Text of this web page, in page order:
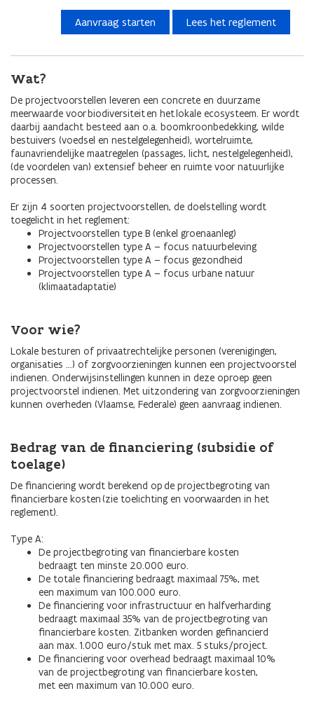
Aanvraag starten Lees het reglement
Wat?
De projectvoorstellen leveren een concrete en duurzame
meerwaarde voor biodiversiteit en het lokale ecosysteem. Er wordt
daarbij aandacht besteed aan o.a. boomkroonbedekking, wilde
bestuivers (voedsel en nestelgelegenheid), wortelruimte,
faunavriendelijke maatregelen (passages, licht, nestelgelegenheid),
(de voordelen van) extensief beheer en ruimte voor natuurlijke
processen.
Er zijn 4 soorten projectvoorstellen, de doelstelling wordt
toegelicht in het reglement:
Projectvoorstellen type B (enkel groenaanleg)
Projectvoorstellen type A – focus natuurbeleving
Projectvoorstellen type A – focus gezondheid
Projectvoorstellen type A – focus urbane natuur
(klimaatadaptatie)
Voor wie?
Lokale besturen of privaatrechtelijke personen (verenigingen,
organisaties …) of zorgvoorzieningen kunnen een projectvoorstel
indienen. Onderwijsinstellingen kunnen in deze oproep geen
projectvoorstel indienen. Met uitzondering van zorgvoorzieningen
kunnen overheden (Vlaamse, Federale) geen aanvraag indienen.
Bedrag van de financiering (subsidie of
toelage)
De financiering wordt berekend op de projectbegroting van
financierbare kosten (zie toelichting en voorwaarden in het
reglement).
Type A:
De projectbegroting van financierbare kosten
bedraagt ten minste 20.000 euro.
De totale financiering bedraagt maximaal 75%, met
een maximum van 100.000 euro.
De financiering voor infrastructuur en halfverharding
bedraagt maximaal 35% van de projectbegroting van
financierbare kosten. Zitbanken worden gefinancierd
aan max. 1.000 euro/stuk met max. 5 stuks/project.
De financiering voor overhead bedraagt maximaal 10%
van de projectbegroting van financierbare kosten,
met een maximum van 10.000 euro.